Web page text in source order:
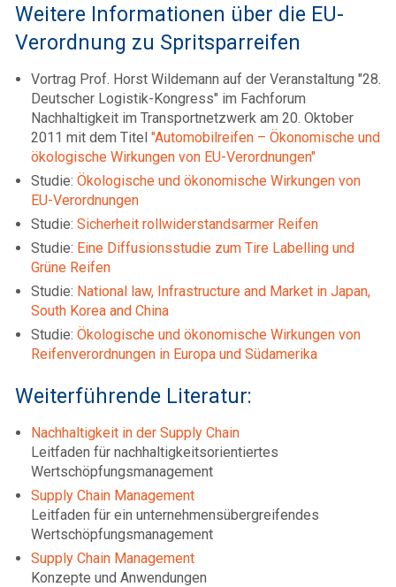
Weitere Informationen über die EU-
Verordnung zu Spritsparreifen
Vortrag Prof. Horst Wildemann auf der Veranstaltung "28.
Deutscher Logistik-Kongress" im Fachforum
Nachhaltigkeit im Transportnetzwerk am 20. Oktober
2011 mit dem Titel "Automobilreifen – Ökonomische und
ökologische Wirkungen von EU-Verordnungen"
Studie: Ökologische und ökonomische Wirkungen von
EU-Verordnungen
Studie: Sicherheit rollwiderstandsarmer Reifen
Studie: Eine Diffusionsstudie zum Tire Labelling und
Grüne Reifen
Studie: National law, Infrastructure and Market in Japan,
South Korea and China
Studie: Ökologische und ökonomische Wirkungen von
Reifenverordnungen in Europa und Südamerika
Weiterführende Literatur:
Nachhaltigkeit in der Supply Chain
Leitfaden für nachhaltigkeitsorientiertes
Wertschöpfungsmanagement
Supply Chain Management
Leitfaden für ein unternehmensübergreifendes
Wertschöpfungsmanagement
Supply Chain Management
Konzepte und Anwendungen